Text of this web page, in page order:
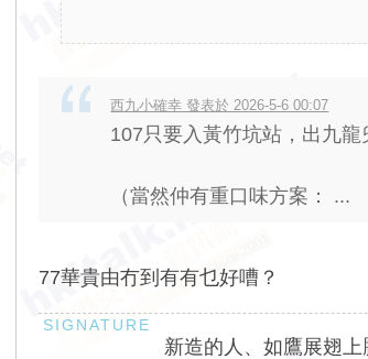
西九小確幸 發表於 2026-5-6 00:07
107只要入黃竹坑站，出九
（當然仲有重口味方案： ...
77華貴由冇到有有乜好嘈？
新造的人、如鷹展翅上